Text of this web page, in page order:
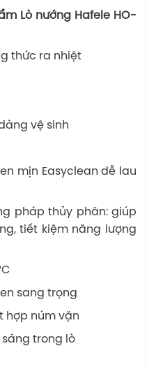
Lò nướng Hafele HO-
thức ra nhiệt
vệ sinh
mịn Easyclean dễ lau
pháp thủy phân: giúp
tiết kiệm năng lượng
sang trọng
hợp núm vặn
sáng trong lò